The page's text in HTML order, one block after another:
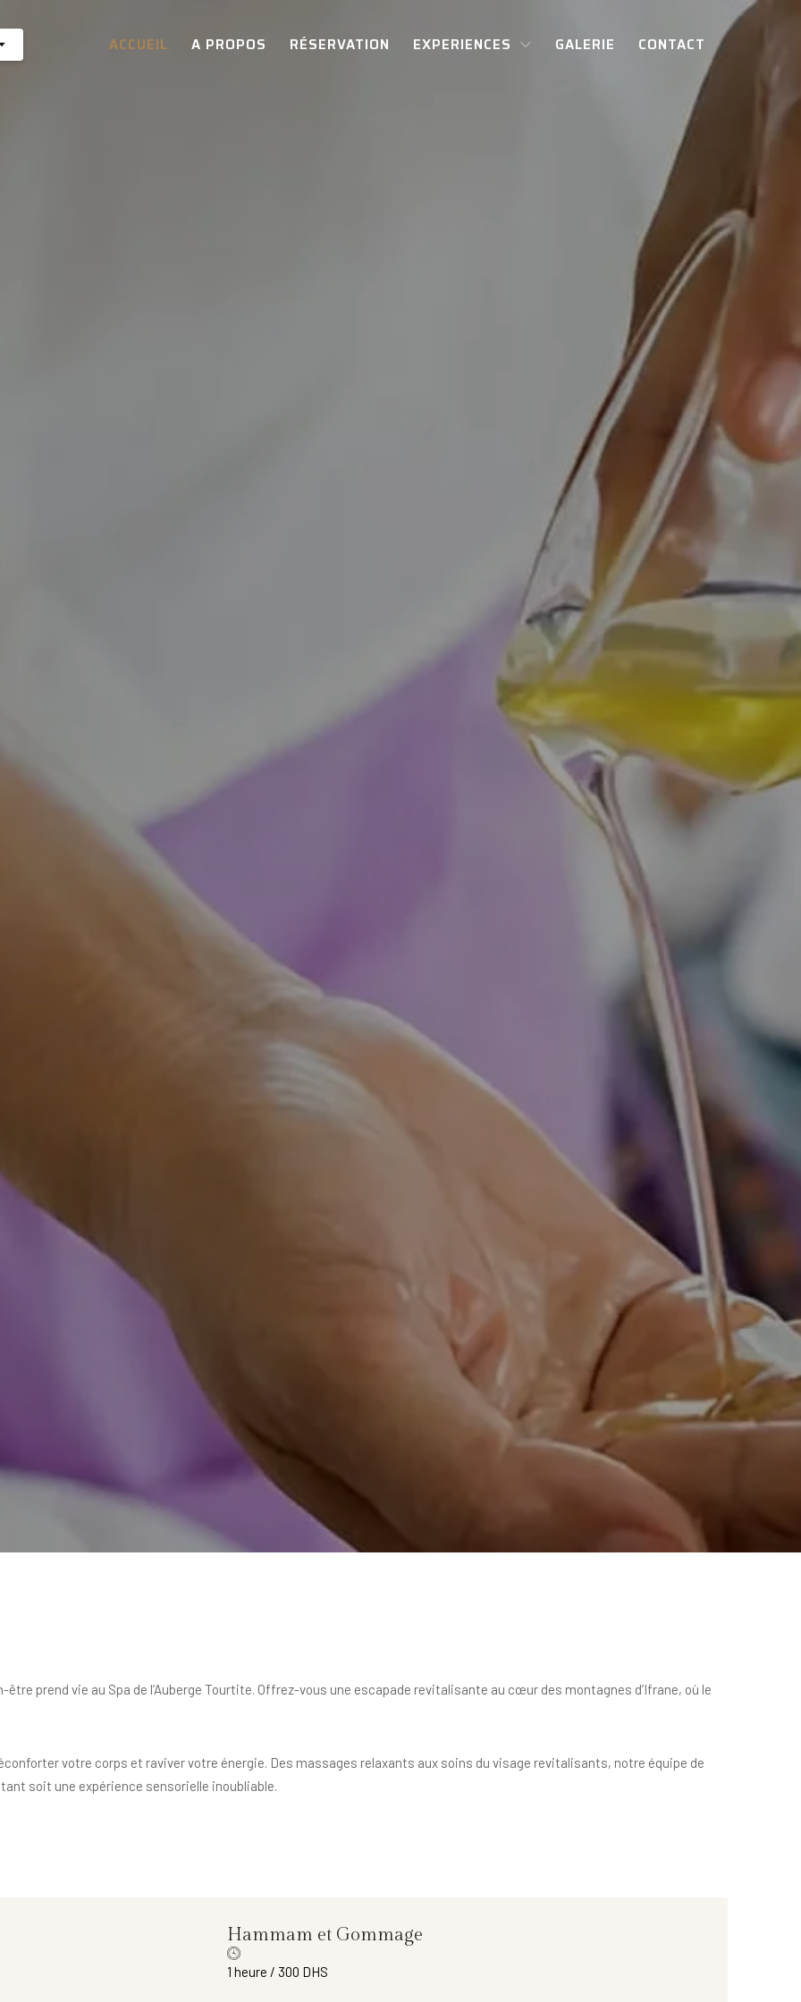
ACCUEIL A PROPOS RÉSERVATION EXPERIENCES GALERIE CONTACT
prend vie au Spa de l’Auberge Tourtite. Offrez-vous une escapade revitalisante au cœur des montagnes d’Ifrane, où le
votre corps et raviver votre énergie. Des massages relaxants aux soins du visage revitalisants, notre équipe de
soit une expérience sensorielle inoubliable.
Hammam et Gommage
1 heure / 300 DHS